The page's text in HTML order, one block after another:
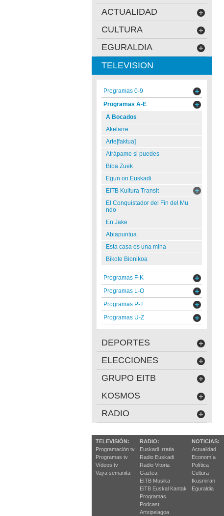
ACTUALIDAD
CULTURA
EGURALDIA
TELEVISION
Programas 0-9
Programas A-E
A Bocados
Akelarre
Arte[faktua]
Atrápame si puedes
Biba Zuek
Egun on Euskadi
EiTB Kultura Transit
El Conquistador del Fin del Mu
ndo
En Jake
Abiapuntua
Esta casa es una mina
Bikote Bionikoa
Programas F-K
Programas L-O
Programas P-T
Programas U-Z
DEPORTES
ELECCIONES
GRUPO EITB
KOSMOS
RADIO
TELEVISIÓN:
Programación tv
Programas tv
Vídeos tv
Vaya semanita
RADIO:
Euskadi Irratia
Radio Euskadi
Radio Vitoria
Gaztea
EITB Musika
EiTB Euskal Kantak
Programas
Podcast
Artxipelagoa
NOTICIAS:
Actualidad
Economía
Política
Cultura
Ikusmiran
Eguraldia